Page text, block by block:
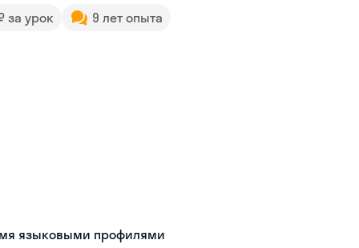
за урок 9 лет опыта
языковыми профилями